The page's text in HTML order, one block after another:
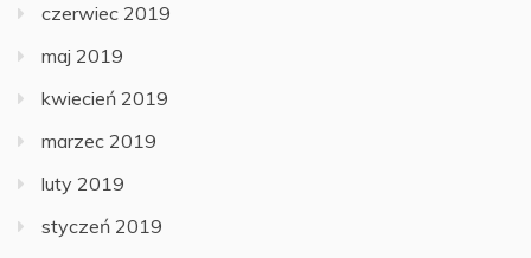
czerwiec 2019
maj 2019
kwiecień 2019
marzec 2019
luty 2019
styczeń 2019